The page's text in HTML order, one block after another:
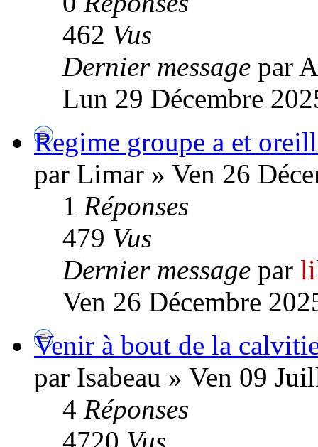
462 Vus
Dernier message par
Lun 29 Décembre
Regime groupe a et
par Limar » Ven 26
1 Réponses
479 Vus
Dernier message par
Ven 26 Décembre
Venir à bout de la
par Isabeau » Ven 09
4 Réponses
4720 Vus